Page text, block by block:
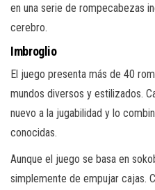
en una serie de rompecabezas
cerebro.
Imbroglio
El juego presenta más de 40
mundos diversos y estilizados.
nuevo a la jugabilidad y lo
conocidas.
Aunque el juego se basa en
simplemente de empujar cajas.